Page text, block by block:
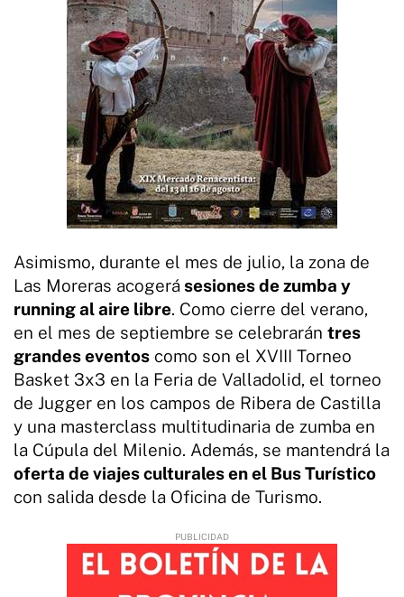
Asimismo, durante el mes de julio, la zona de
Las Moreras acogerá sesiones de zumba y
running al aire libre. Como cierre del verano,
en el mes de septiembre se celebrarán tres
grandes eventos como son el XVIII Torneo
Basket 3x3 en la Feria de Valladolid, el torneo
de Jugger en los campos de Ribera de Castilla
y una masterclass multitudinaria de zumba en
la Cúpula del Milenio. Además, se mantendrá la
oferta de viajes culturales en el Bus Turístico
con salida desde la Oficina de Turismo.